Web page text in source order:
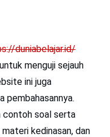
duniabelajar.id/
menguji sejauh
ini juga
pembahasannya.
contoh soal serta
kedinasan, dan